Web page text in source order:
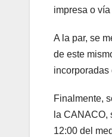
impresa o
A la par, se
de este
Finalmente,
la CANACO,
12:00 del